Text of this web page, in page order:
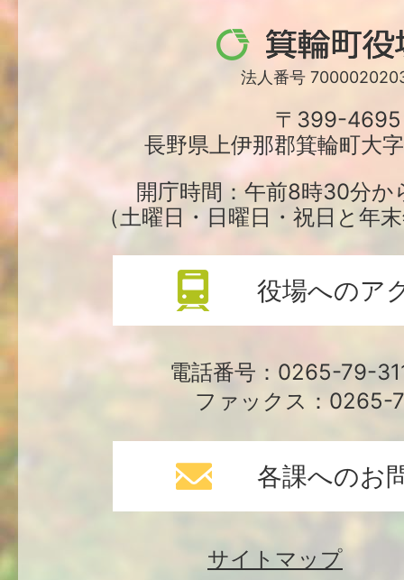
箕
輪
役
場
法人番号
〒399-4695
長野県上伊那郡箕輪町大
開庁時間：午前8時30分か
（土曜日・日曜日・祝日と年
役場へのア
電話番号：0265-79-
ファックス：0265-
各課へのお
サイトマップ